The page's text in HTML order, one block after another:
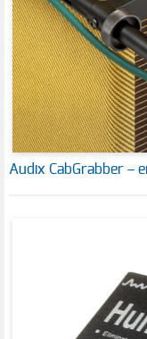
Audix CabGrabber –